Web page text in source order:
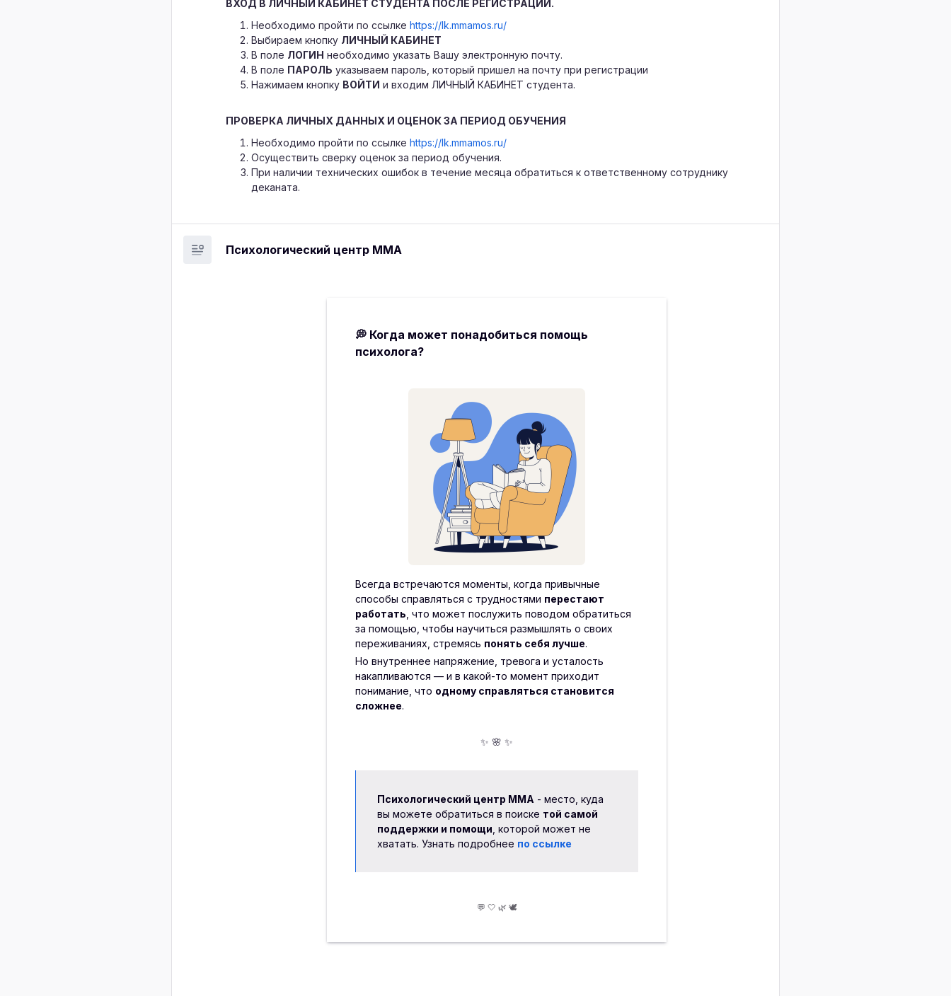
ВХОД В ЛИЧНЫЙ КАБИНЕТ СТУДЕНТА ПОСЛЕ РЕГИСТРАЦИИ.
Необходимо пройти по ссылке https://lk.mmamos.ru/
Выбираем кнопку ЛИЧНЫЙ КАБИНЕТ
В поле ЛОГИН необходимо указать Вашу электронную почту.
В поле ПАРОЛЬ указываем пароль, который пришел на почту при регистрации
Нажимаем кнопку ВОЙТИ и входим ЛИЧНЫЙ КАБИНЕТ студента.
ПРОВЕРКА ЛИЧНЫХ ДАННЫХ И ОЦЕНОК ЗА ПЕРИОД ОБУЧЕНИЯ
Необходимо пройти по ссылке https://lk.mmamos.ru/
Осуществить сверку оценок за период обучения.
При наличии технических ошибок в течение месяца обратиться к ответственному сотруднику
деканата.
Психологический центр ММА
💭Когда может понадобиться помощь
психолога?
Всегда встречаются моменты, когда привычные
способы справляться с трудностями перестают
работать , что может послужить поводом обратиться
за помощью, чтобы научиться размышлять о своих
переживаниях, стремясь понять себя лучше.
Но внутреннее напряжение, тревога и усталость
накапливаются — и в какой-то момент приходит
понимание, что одному справляться становится
сложнее.
✨ 🌸 ✨
Психологический центр ММА - место, куда
вы можете обратиться в поиске той самой
поддержки и помощи , которой может не
хватать. Узнать подробнее по ссылке
💬 🤍 🌿 🕊️